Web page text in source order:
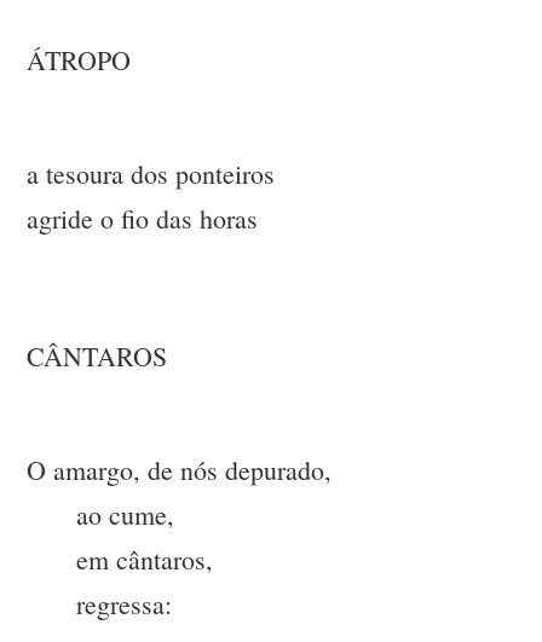
ÁTROPO
a tesoura dos ponteiros
agride o fio das horas
CÂNTAROS
O amargo, de nós depurado,
ao cume,
em cântaros,
regressa: